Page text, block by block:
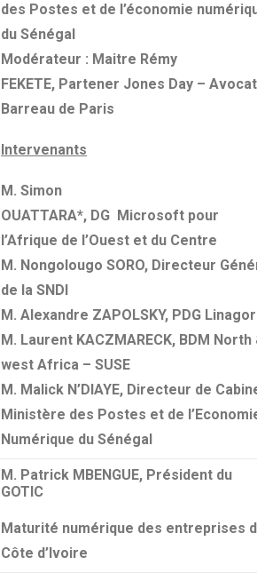
des Postes et de l’économie
du Sénégal
Modérateur : Maitre Rémy
FEKETE, Partener Jones Day –
Barreau de Paris
Intervenants
M. Simon
OUATTARA*, DG Microsoft pour
l’Afrique de l’Ouest et du Centre
M. Nongolougo SORO, Directeur
de la SNDI
M. Alexandre ZAPOLSKY, PDG
M. Laurent KACZMARECK, BDM North
west Africa – SUSE
M. Malick N’DIAYE, Directeur de
Ministère des Postes et de
Numérique du Sénégal
M. Patrick MBENGUE, Président du
GOTIC
Maturité numérique des entreprises
Côte d’Ivoire